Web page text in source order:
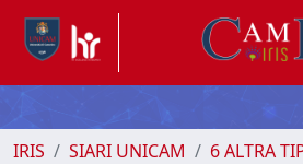
IRIS SIARI UNICAM
6 ALTRA